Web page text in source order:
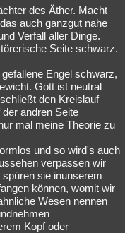
des Äther. Macht
auch ganzgut nahe
Verfall aller Dinge.
Seite schwarz.
Engel schwarz,
Gott ist neutral
den Kreislauf
andren Seite
mal meine Theorie zu
und so wird's auch
verpassen wir
sie inunserem
können, womit wir
Wesen nennen
Kopf oder